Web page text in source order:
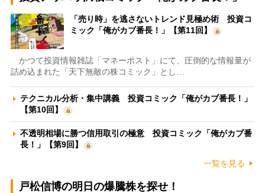
「売り時」を逃さないトレンド見極め術 投資コ
ミック「俺がカブ番長！」【第11回】
かつて投資情報雑誌「マネーポスト」にて、圧倒的な情報量が
詰め込まれた「天下無敵の株コミック」とし…
テクニカル分析・集中講義 投資コミック「俺がカブ番長！」
【第10回】
不透明相場に勝つ信用取引の極意 投資コミック「俺がカブ番
長！」【第9回】
一覧を見る
戸松信博の明日の爆騰株を探せ！